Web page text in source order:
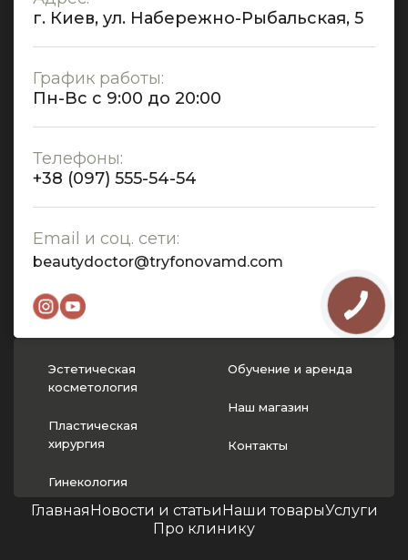
Эстетическая
косметология
Пластическая
хирургия
Гинекология
Обучение и аренда
Наш магазин
Контакты
ГлавнаяНовости и статьиНаши товарыУслуги
Про клинику
г. Киев, ул. Набережно-Рыбальская, 5
График работы:
Пн-Вс с 9:00 до 20:00
Телефоны:
+38 (097) 555-54-54
Email и соц. сети:
beautydoctor@tryfonovamd.com